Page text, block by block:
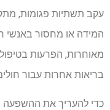
עקב תשתיות פגומות,
המידה או מחסור באנשי
מאוחרות, הפרעות
בריאות אחרות עבור
כדי להעריך את ההשפעה